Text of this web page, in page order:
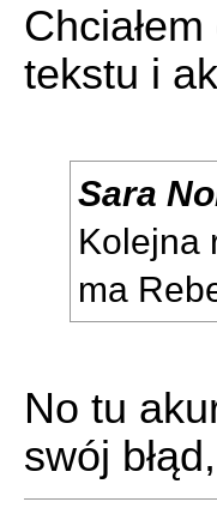
tekstu i
Sara
Kolejna
ma
No tu
swój